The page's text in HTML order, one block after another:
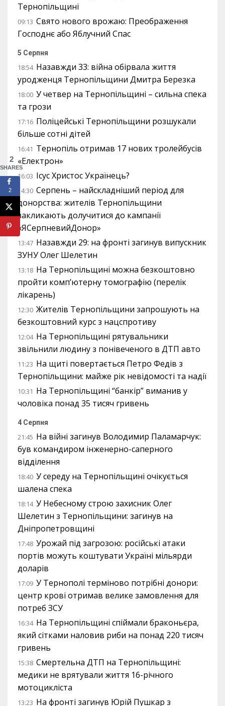
Тернопільщині
09:13 Свято нового врожаю: Преображення
Господнє або Яблучний Спас
5 Серпня
18:54 Назавжди 33: війна обірвала життя
уродженця Тернопільщини Дмитра Березка
18:00 У четвер на Тернопільщині – сильна спека
та грози
17:16 Поліцейські Тернопільщини розшукали
більше сотні дітей
16:41 Тернопіль отримав 17 нових тролейбусів
«Електрон»
16:03 Ісус Христос Українець?
14:30 Серпень – найскладніший період для
донорства: жителів Тернопільщини
закликають долучитися до кампанії
«ЯСерпневийДонор»
13:47 Назавжди 29: на фронті загинув випускник
ЗУНУ Олег Шелетин
13:18 На Тернопільщині можна безкоштовно
пройти комп’ютерну томографію (перелік
лікарень)
12:30 Жителів Тернопільщини запрошують на
безкоштовний курс з нацспротиву
12:04 На Тернопільщині рятувальники
звільнили людину з понівеченого в ДТП авто
11:23 На щиті повертається Петро Федів з
Тернопільщини: майже рік невідомості та надії
10:31 На Тернопільщині “банкір” виманив у
чоловіка понад 35 тисяч гривень
4 Серпня
21:45 На війні загинув Володимир Паламарчук:
був командиром інженерно-саперного
відділення
18:40 У середу на Тернопільщині очікується
шалена спека
18:14 У Небесному строю захисник Олег
Шелетин з Тернопільщини: загинув на
Дніпропетровщині
17:48 Урожай під загрозою: російські атаки
портів можуть коштувати Україні мільярди
доларів
17:09 У Тернополі терміново потрібні донори:
центр крові отримав велике замовлення для
потреб ЗСУ
16:34 На Тернопільщині спіймали браконьєра,
який сітками наловив риби на понад 220 тисяч
гривень
15:38 Смертельна ДТП на Тернопільщині:
медики не врятували життя 16-річного
мотоцикліста
13:23 На фронті загинув Юрій Пушкар з
2
SHARES
2